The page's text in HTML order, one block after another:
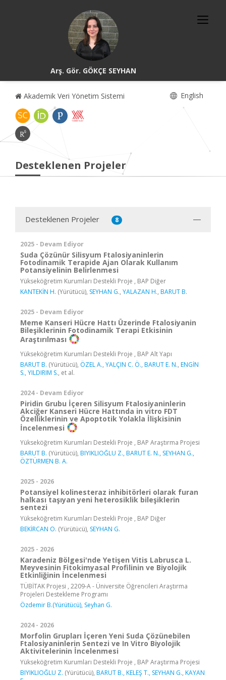
Arş. Gör. GÖKÇE SEYHAN
Akademik Veri Yönetim Sistemi English
Desteklenen Projeler
Desteklenen Projeler 8
2025 - Devam Ediyor
Suda Çözünür Silisyum Ftalosiyaninlerin
Fotodinamik Terapide Ajan Olarak Kullanım
Potansiyelinin Belirlenmesi
Yükseköğretim Kurumları Destekli Proje , BAP Diğer
KANTEKİN H. (Yürütücü), SEYHAN G., YALAZAN H., BARUT B.
2025 - Devam Ediyor
Meme Kanseri Hücre Hattı Üzerinde Ftalosiyanin
Bileşiklerinin Fotodinamik Terapi Etkisinin
Araştırılması
Yükseköğretim Kurumları Destekli Proje , BAP Alt Yapı
BARUT B. (Yürütücü), ÖZEL A., YALÇIN C. Ö., BARUT E. N., ENGİN
S., YILDIRIM S., et al.
2024 - Devam Ediyor
Piridin Grubu İçeren Silisyum Ftalosiyaninlerin
Akciğer Kanseri Hücre Hattında in vitro FDT
Özelliklerinin ve Apoptotik Yolakla İlişkisinin
İncelenmesi
Yükseköğretim Kurumları Destekli Proje , BAP Araştırma Projesi
BARUT B. (Yürütücü), BIYIKLIOĞLU Z., BARUT E. N., SEYHAN G.,
ÖZTÜRMEN B. A.
2025 - 2026
Potansiyel kolinesteraz inhibitörleri olarak furan
halkası taşıyan yeni heterosiklik bileşiklerin
sentezi
Yükseköğretim Kurumları Destekli Proje , BAP Diğer
BEKİRCAN O. (Yürütücü), SEYHAN G.
2025 - 2026
Karadeniz Bölgesi'nde Yetişen Vitis Labrusca L.
Meyvesinin Fitokimyasal Profilinin ve Biyolojik
Etkinliğinin İncelenmesi
TÜBİTAK Projesi , 2209-A - Üniversite Öğrencileri Araştırma
Projeleri Destekleme Programı
Özdemir B.(Yürütücü), Seyhan G.
2024 - 2026
Morfolin Grupları İçeren Yeni Suda Çözünebilen
Ftalosiyaninlerin Sentezi ve In Vitro Biyolojik
Aktivitelerinin İncelenmesi
Yükseköğretim Kurumları Destekli Proje , BAP Araştırma Projesi
BIYIKLIOĞLU Z. (Yürütücü), BARUT B., KELEŞ T., SEYHAN G., KAYAN